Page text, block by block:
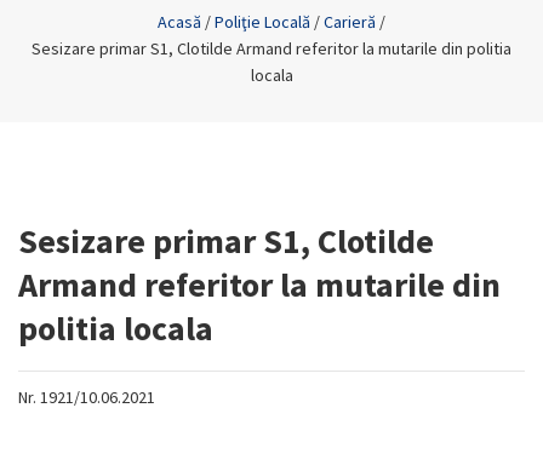
Acasă /Poliţie Locală /Carieră /
Sesizare primar S1, Clotilde Armand referitor la mutarile din politia
locala
Sesizare primar S1, Clotilde
Armand referitor la mutarile din
politia locala
Nr. 1921/10.06.2021